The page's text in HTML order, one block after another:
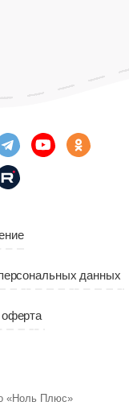
данных
«Ноль Плюс»